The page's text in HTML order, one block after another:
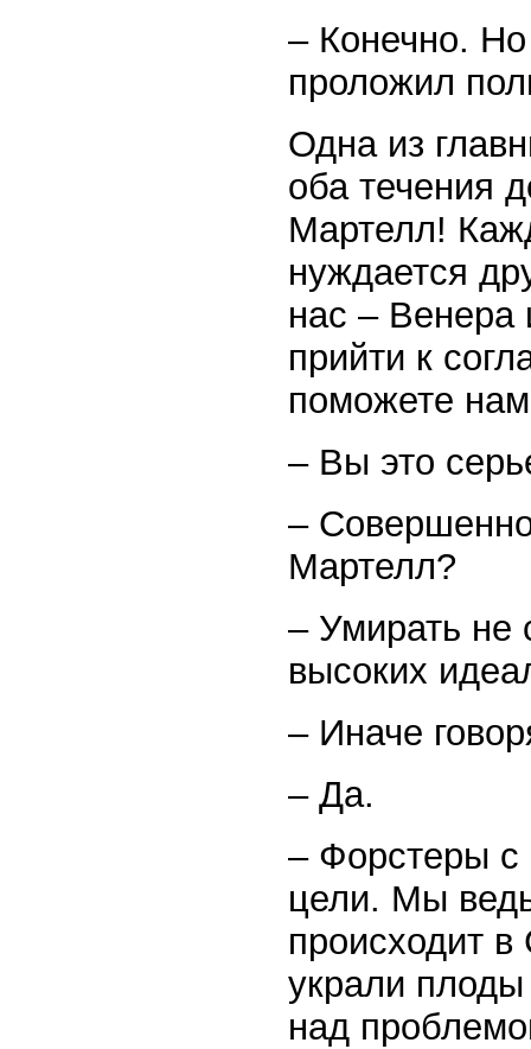
– Конечно.
проложил
Одна из
оба течения
Мартелл!
нуждается
нас – Венера
прийти к
поможете
– Вы это
–
Мартелл?
– Умирать не
высоких
– Иначе
– Да.
– Форстеры с
цели. Мы
происходит
украли
над